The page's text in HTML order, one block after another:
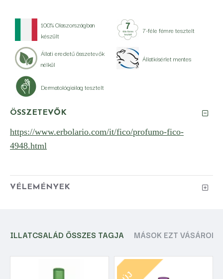
100% Olaszországban
készült
7-féle fémre tesztelt
Állati eredetű összetevők
nélkül
Állatkísérlet mentes
Dermatológiailag tesztelt
ÖSSZETEVŐK
https://www.erbolario.com/it/fico/profumo-fico-
4948.html
VÉLEMÉNYEK
ILLATCSALÁD ÖSSZES TAGJA MÁSOK EZT